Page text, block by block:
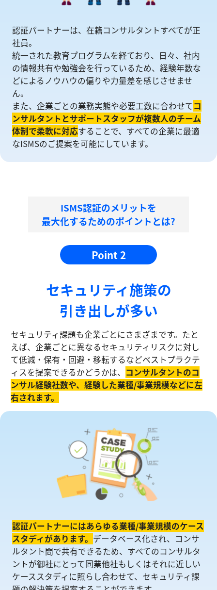
認証パートナーは、在籍コンサルタントすべてが正
社員。
統一された教育プログラムを経ており、日々、社内
の情報共有や勉強会を⾏っているため、経験年数な
どによるノウハウの偏りや⼒量差を感じさせませ
ん。
また、企業ごとの業務実態や必要工数に合わせてコ
ンサルタントとサポートスタッフが複数人のチーム
体制で柔軟に対応することで、すべての企業に最適
なISMSのご提案を可能にしています。
ISMS認証のメリットを
最大化するためのポイントとは?
Point 2
セキュリティ施策の
引き出しが多い
セキュリティ課題も企業ごとにさまざまです。たと
えば、企業ごとに異なるセキュリティリスクに対し
て低減・保有・回避・移転するなどベストプラクテ
ィスを提案できるかどうかは、 コンサルタントのコ
ンサル経験社数や、経験した業種/事業規模などに左
右されます。
認証パートナーにはあらゆる業種/事業規模のケース
スタディがあります。 データベース化され、コンサ
ルタント間で共有できるため、すべてのコンサルタ
ントが御社にとって同業他社もしくはそれに近しい
ケーススタディに照らし合わせて、セキュリティ課